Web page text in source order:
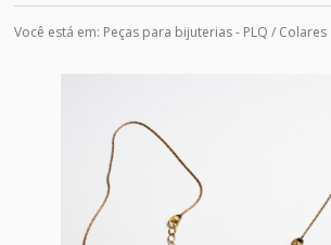
Você está em: Peças para bijuterias - PLQ / Colares